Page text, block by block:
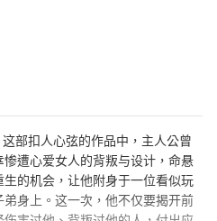
部扣人心弦的作品中，主人公曾
遭心爱女人的背叛与设计，命悬
的机会，让他附身于一位看似玩
身上。这一次，他不仅要揭开前